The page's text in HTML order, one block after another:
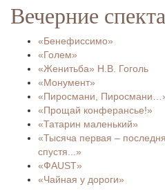
Вечерние
«Бенефиссимо»
«Голем»
«Женитьба» Н.В. Гоголь
«Монумент»
«Пиросмани,
«Прощай конферансье!»
«Татарин маленький»
«Тысяча первая –
спустя...»
«ФAUST»
«Чайная у дороги»